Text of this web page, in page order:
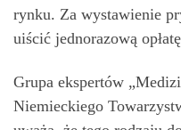
rynku. Za wystawienie
uiścić jednorazową
Grupa ekspertów
Niemieckiego